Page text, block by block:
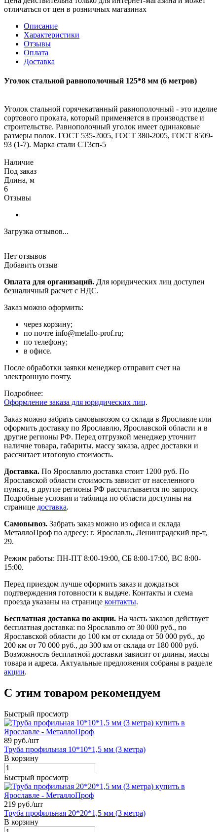
отличаться от цен в розничных магазинах
Описание
Характеристики
Отзывы
Оплата
Доставка
Уголок стальной равнополочный 125*8 мм (6 метров)
Уголок стальной горячекатанный равнополочный - это иделие
сортового проката, который применяется в производстве и
строительстве. Равнополочный уголок имеет одинаковые
размеры полок. ГОСТ 535-2005, ГОСТ 380-2005, ГОСТ 8509-
93 (1-7). Марка стали СТ3сп-5
Наличие
Под заказ
Длина, м
6
Отзывы
Загрузка отзывов...
Нет отзывов
Добавить отзыв
Оплата для организаций. Для юридических лиц доступен
безналичный расчет с НДС.
Заказ можно оформить:
через корзину;
по почте info@metallo-prof.ru;
по телефону;
в офисе.
После обработки заявки менеджер отправит счет на
электронную почту.
Подробнее:
Оформление заказа для юридических лиц.
Заказ можно забрать самовывозом со склада в Ярославле или
оформить доставку по Ярославлю, Ярославской области и в
другие регионы РФ. Перед отгрузкой менеджер уточнит
наличие товара, габариты, массу заказа, адрес доставки и
рассчитает итоговую стоимость.
Доставка. По Ярославлю доставка стоит 1200 руб. По
Ярославской области стоимость зависит от населенного
пункта, в другие регионы РФ рассчитывается по запросу.
Подробные условия и таблица по области доступны на
странице доставка.
Самовывоз. Забрать заказ можно из офиса и склада
МеталлоПроф по адресу: г. Ярославль, Ленинградский пр-т,
29.
Режим работы: ПН-ПТ 8:00-19:00, СБ 8:00-17:00, ВС 8:00-
15:00.
Перед приездом лучше оформить заказ и дождаться
подтверждения готовности к выдаче. Контакты и схема
проезда указаны на странице контакты.
Бесплатная доставка по акции. На часть заказов действует
бесплатная доставка: по Ярославлю от 30 000 руб., по
Ярославской области до 100 км от склада от 50 000 руб., до
200 км от 70 000 руб., до 300 км от склада от 180 000 руб.
Возможность бесплатной доставки зависит от длины, массы
товара и адреса. Актуальные предложения собраны в разделе
акции.
С этим товаром рекомендуем
Быстрый просмотр
89 руб./шт
Труба профильная 10*10*1,5 мм (3 метра)
В корзину
Быстрый просмотр
219 руб./шт
Труба профильная 20*20*1,5 мм (3 метра)
В корзину